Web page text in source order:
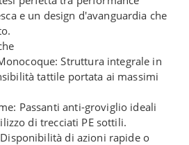
e un design d'avanguardia che
Struttura integrale in
tattile portata ai massimi
Passanti anti-groviglio ideali
di trecciati PE sottili.
di azioni rapide o